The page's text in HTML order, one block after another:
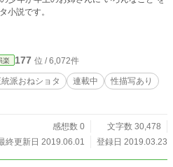
小説です。
楽 177 位 / 6,072件
統派おねショタ 連載中
性描写あり
感想数 0
文字数 30,478
終更新日 2019.06.01
登録日 2019.03.23